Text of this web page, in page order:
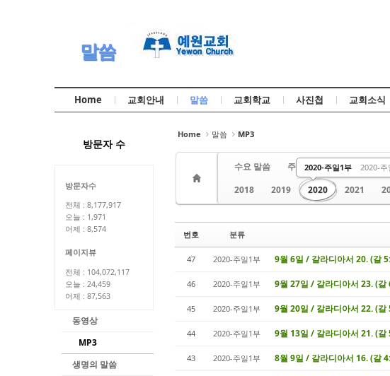
말씀
Home 교회안내 말씀 교회학교 사진첩 교회소식
방문자 수
방문자수
전체 : 8,177,917
오늘 : 1,971
어제 : 8,574
페이지뷰
전체 : 104,072,117
오늘 : 24,459
어제 : 87,563
동영상
MP3
생명의 말씀
Home 말씀 MP3
수요 말씀 주일 1부 주일 2부
2018
2019 2020
2020-주일1부 2020-주
2021
번호 분류
47 2020-주일1부 9월 6일 / 갈라디아서 20. (갈
46 2020-주일1부 9월 27일 / 갈라디아서 23. (
45 2020-주일1부 9월 20일 / 갈라디아서 22. (
44 2020-주일1부 9월 13일 / 갈라디아서 21. (갈
43 2020-주일1부 8월 9일 / 갈라디아서 16. (갈
Sketchbook5, 스케치북5
Sketchbook5, 스케치북5
Sketchbook5, 스케치북5
Sketchbook5, 스케치북5